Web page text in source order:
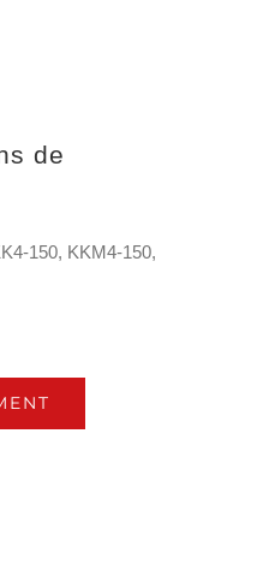
de
150, KKM4-150,